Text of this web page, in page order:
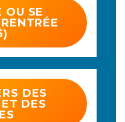
OU SE
DES
DES